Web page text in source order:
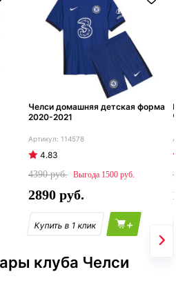
Челси домашняя детская форма
2020-2021
114578
4.83
4390
1500
2890
+
клуба Челси